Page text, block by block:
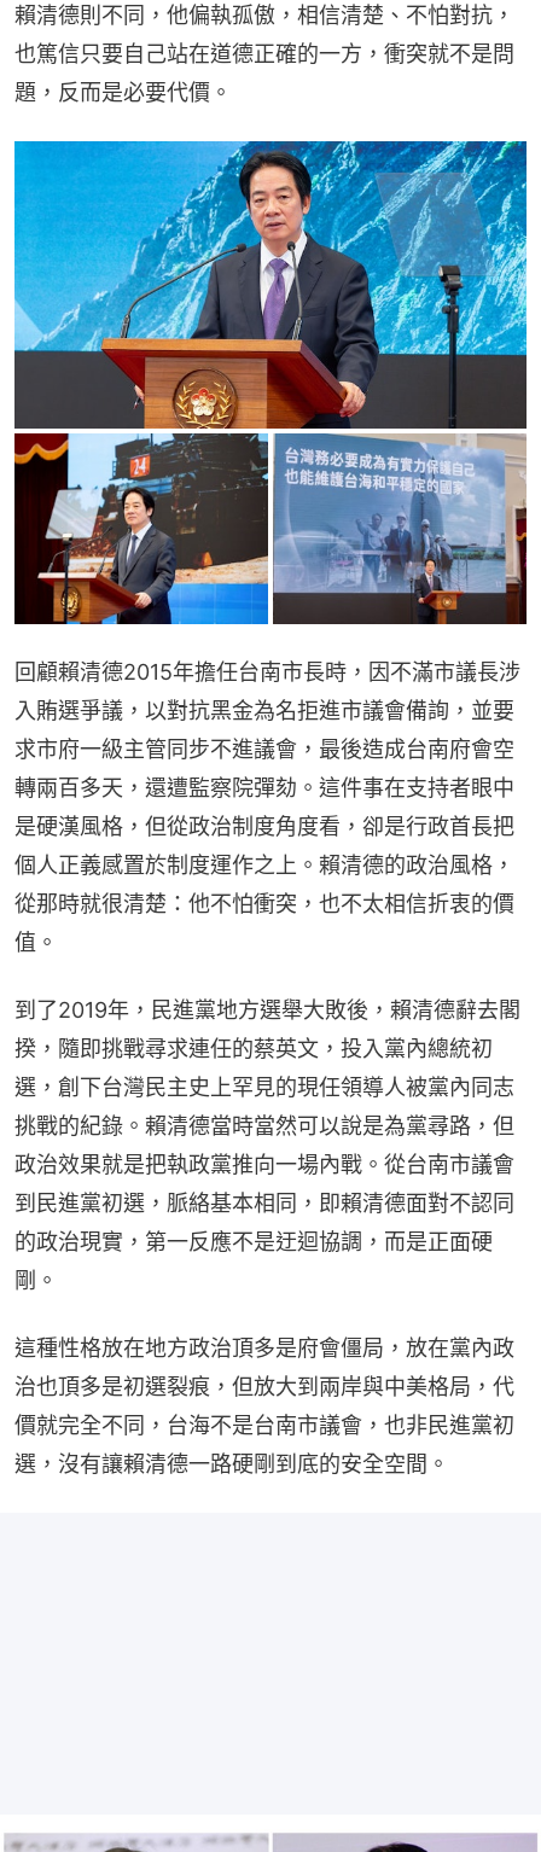
賴清德則不同，他偏執孤傲，相信清楚、不怕對抗，
也篤信只要自己站在道德正確的一方，衝突就不是問
題，反而是必要代價。
回顧賴清德2015年擔任台南市長時，因不滿市議長涉
入賄選爭議，以對抗黑金為名拒進市議會備詢，並要
求市府一級主管同步不進議會，最後造成台南府會空
轉兩百多天，還遭監察院彈劾。這件事在支持者眼中
是硬漢風格，但從政治制度角度看，卻是行政首長把
個人正義感置於制度運作之上。賴清德的政治風格，
從那時就很清楚：他不怕衝突，也不太相信折衷的價
值。
到了2019年，民進黨地方選舉大敗後，賴清德辭去閣
揆，隨即挑戰尋求連任的蔡英文，投入黨內總統初
選，創下台灣民主史上罕見的現任領導人被黨內同志
挑戰的紀錄。賴清德當時當然可以說是為黨尋路，但
政治效果就是把執政黨推向一場內戰。從台南市議會
到民進黨初選，脈絡基本相同，即賴清德面對不認同
的政治現實，第一反應不是迂迴協調，而是正面硬
剛。
這種性格放在地方政治頂多是府會僵局，放在黨內政
治也頂多是初選裂痕，但放大到兩岸與中美格局，代
價就完全不同，台海不是台南市議會，也非民進黨初
選，沒有讓賴清德一路硬剛到底的安全空間。